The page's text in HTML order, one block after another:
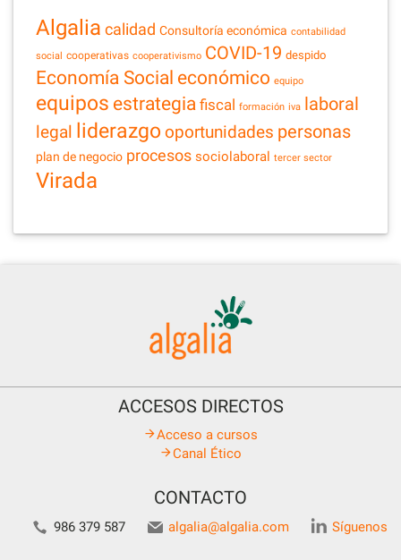
Algalia calidad Consultoría económica contabilidad
social cooperativas cooperativismo COVID-19 despido
Economía Social económico equipo
equipos estrategia fiscal formación iva laboral
legal liderazgo oportunidades personas
plan de negocio procesos sociolaboral tercer sector
Virada
ACCESOS DIRECTOS
Acceso a cursos
Canal Ético
CONTACTO
986 379 587 algalia@algalia.com Síguenos